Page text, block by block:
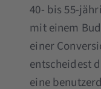
40- bis 55-
mit einem
einer
entscheidest
eine